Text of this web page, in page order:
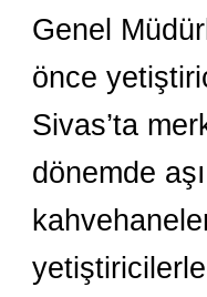
Genel
önce
Sivas’ta
dönemde